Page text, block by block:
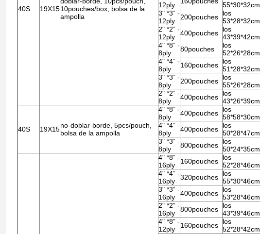
40S 19X1510pouches/box, bolsa de la
ampolla
12ply
55*30*32cm
3" *3” -
12ply
200pouches
los
53*28*32cm
2" *2” -
12ply
400pouches
los
43*39*42cm
4" *8” -
8ply
80pouches
los
52*26*28cm
4" *4” -
8ply
160pouches
los
51*28*32cm
3" *3” -
8ply
200pouches
los
55*26*28cm
2" *2” -
8ply
400pouches
los
43*26*39cm
40S 19X15no-doblar-borde, 5pcs/pouch,
bolsa de la ampolla
4" *8” -
8ply
400pouches
los
58*58*30cm
4" *4” -
8ply
400pouches
los
50*28*47cm
3" *3” -
8ply
800pouches
los
50*24*35cm
4" *8” -
16ply
160pouches
los
52*28*46cm
4" *4” -
16ply
320pouches
los
55*30*46cm
3" *3” -
16ply
400pouches
los
53*28*46cm
2" *2” -
16ply
800pouches
los
43*39*46cm
4" *8” -
12ply
160pouches
los
52*28*42cm